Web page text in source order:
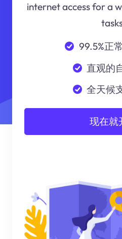
internet access for a
99.5%正
直观的
全天候
现在就